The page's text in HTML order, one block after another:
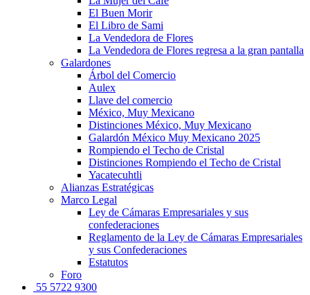
El Buen Morir
El Libro de Sami
La Vendedora de Flores
La Vendedora de Flores regresa a la gran pantalla
Galardones
Árbol del Comercio
Aulex
Llave del comercio
México, Muy Mexicano
Distinciones México, Muy Mexicano
Galardón México Muy Mexicano 2025
Rompiendo el Techo de Cristal
Distinciones Rompiendo el Techo de Cristal
Yacatecuhtli
Alianzas Estratégicas
Marco Legal
Ley de Cámaras Empresariales y sus
confederaciones
Reglamento de la Ley de Cámaras Empresariales
y sus Confederaciones
Estatutos
Foro
55 5722 9300